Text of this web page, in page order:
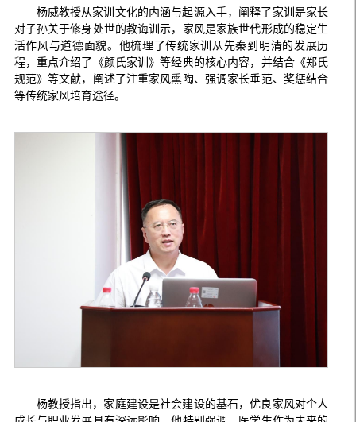
杨威教授从家训文化的内涵与起源入手，阐释了家训是家长
对子孙关于修身处世的教诲训示，家风是家族世代形成的稳定生
活作风与道德面貌。他梳理了传统家训从先秦到明清的发展历
程，重点介绍了《颜氏家训》等经典的核心内容，并结合《郑氏
规范》等文献，阐述了注重家风熏陶、强调家长垂范、奖惩结合
等传统家风培育途径。
杨教授指出，家庭建设是社会建设的基石，优良家风对个人